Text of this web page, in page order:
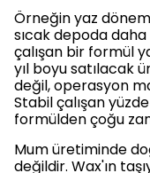
Örneğin yaz
sıcak depoda
çalışan bir formül
yıl boyu satılacak
değil, operasyon
Stabil çalışan
formülden çoğu
Mum üretiminde
değildir. Wax'ın